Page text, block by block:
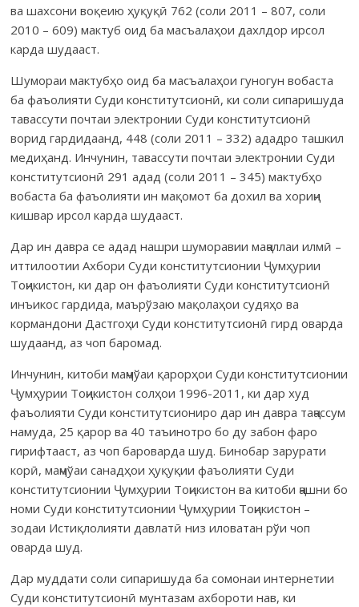
ва шахсони воқеию ҳуқуқӣ 762 (соли 2011 – 807, соли
2010 – 609) мактуб оид ба масъалаҳои дахлдор ирсол
карда шудааст.
Шумораи мактубҳо оид ба масъалаҳои гуногун вобаста
ба фаъолияти Суди конститутсионӣ, ки соли сипаришуда
тавассути почтаи электронии Суди конститутсионӣ
ворид гардидаанд, 448 (соли 2011 – 332) ададро ташкил
медиҳанд. Инчунин, тавассути почтаи электронии Суди
конститутсионӣ 291 адад (соли 2011 – 345) мактубҳо
вобаста ба фаъолияти ин мақомот ба дохил ва хориҷи
кишвар ирсол карда шудааст.
Дар ин давра се адад нашри шуморавии маҷаллаи илмӣ –
иттилоотии Ахбори Суди конститутсионии Ҷумҳурии
Тоҷикистон, ки дар он фаъолияти Суди конститутсионӣ
инъикос гардида, маърўзаю мақолаҳои судяҳо ва
кормандони Дастгоҳи Суди конститутсионӣ гирд оварда
шудаанд, аз чоп баромад.
Инчунин, китоби маҷмўаи қарорҳои Суди конститутсионии
Ҷумҳурии Тоҷикистон солҳои 1996-2011, ки дар худ
фаъолияти Суди конститутсиониро дар ин давра таҷассум
намуда, 25 қарор ва 40 таъинотро бо ду забон фаро
гирифтааст, аз чоп бароварда шуд. Бинобар зарурати
корӣ, маҷмўаи санадҳои ҳуқуқии фаъолияти Суди
конститутсионии Ҷумҳурии Тоҷикистон ва китоби ҷашни бо
номи Суди конститутсионии Ҷумҳурии Тоҷикистон –
зодаи Истиқлолияти давлатӣ низ иловатан рўи чоп
оварда шуд.
Дар муддати соли сипаришуда ба сомонаи интернетии
Суди конститутсионӣ мунтазам ахбороти нав, ки